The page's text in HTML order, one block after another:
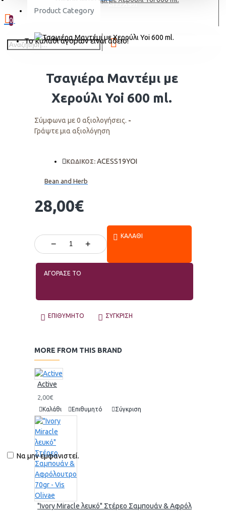
Να μην εμφανιστεί.
ΕΓΓΡΑΦΗ
Product Category
0
Το καλάθι αγορών είναι άδειο!
Τσαγιέρα Μαντέμι με
Χερούλι Yoi 600 ml.
Σύμφωνα με 0 αξιολογήσεις. -
Γράψτε μια αξιολόγηση
28,00€
ΚΩΔΙΚΟΣ: ACESS19YOI
Bean and Herb
− +
ΚΑΛΆΘΙ
ΑΓΟΡΑΣΕ ΤΟ
ΕΠΙΘΥΜΗΤΌ ΣΎΓΚΡΙΣΗ
MORE FROM THIS BRAND
Active
2,00€
Καλάθι Επιθυμητό Σύγκριση
"Ivory Miracle λευκό" Στέρεο Σαμπουάν & Αφρόλουτρο